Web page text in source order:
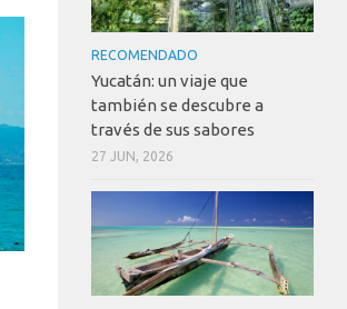
RECOMENDADO
Yucatán: un viaje que
también se descubre a
través de sus sabores
27 JUN, 2026